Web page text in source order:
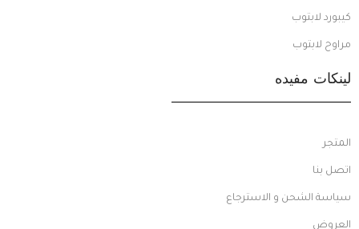
كيبورد لابتوب
مراوح لابتوب
لينكات مفيده
المتجر
اتصل بنا
سياسة الشحن و الاسترجاع
العروض